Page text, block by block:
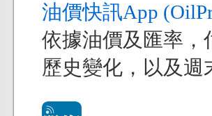
油價快訊App
依據油價及匯率，
歷史變化，以及